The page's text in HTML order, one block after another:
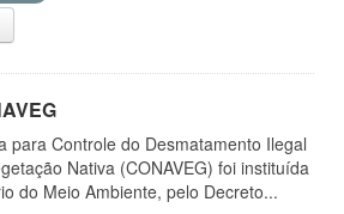
para Controle do Desmatamento Ilegal
Nativa (CONAVEG) foi instituída
do Meio Ambiente, pelo Decreto...